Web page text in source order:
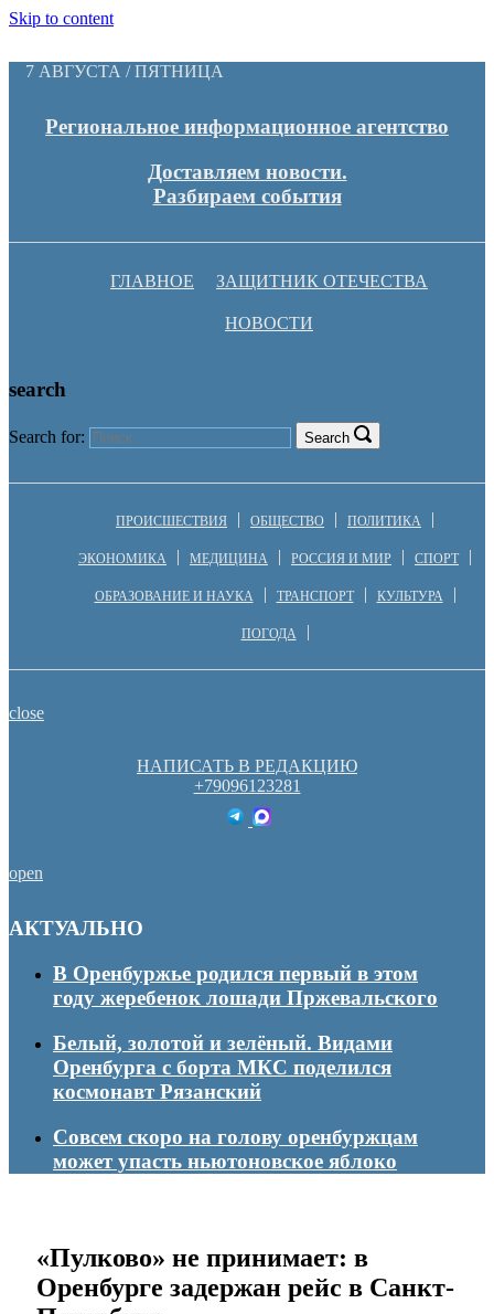
Skip to content
7 АВГУСТА / ПЯТНИЦА
Региональное информационное агентство
Доставляем новости.
Разбираем события
ГЛАВНОЕ ЗАЩИТНИК ОТЕЧЕСТВА
НОВОСТИ
search
Search for: Search
ПРОИСШЕСТВИЯ ОБЩЕСТВО ПОЛИТИКА
ЭКОНОМИКА МЕДИЦИНА РОССИЯ И МИР СПОРТ
ОБРАЗОВАНИЕ И НАУКА ТРАНСПОРТ КУЛЬТУРА
ПОГОДА
close
НАПИСАТЬ В РЕДАКЦИЮ
+79096123281
open
АКТУАЛЬНО
В Оренбуржье родился первый в этом
году жеребенок лошади Пржевальского
Белый, золотой и зелёный. Видами
Оренбурга с борта МКС поделился
космонавт Рязанский
Совсем скоро на голову оренбуржцам
может упасть ньютоновское яблоко
«Пулково» не принимает: в
Оренбурге задержан рейс в Санкт-